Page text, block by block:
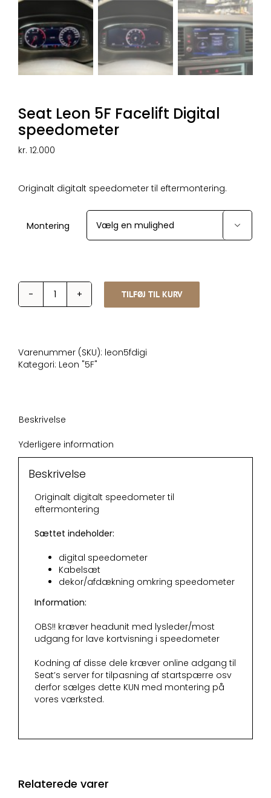
Seat Leon 5F Facelift Digital
speedometer
kr. 12.000
Originalt digitalt speedometer til eftermontering.
Montering 
Seat
Digital
speedometer
TILFØJ TIL KURV
Varenummer (SKU): leon5fdigi
Kategori: Leon "5F"
Beskrivelse
Yderligere information
Beskrivelse
Originalt digitalt speedometer til
eftermontering
Sættet indeholder:
digital speedometer
Kabelsæt
dekor/afdækning omkring speedometer
Information:
OBS!! kræver headunit med lysleder/most
udgang for lave kortvisning i speedometer
Kodning af disse dele kræver online adgang til
Seat’s server for tilpasning af startspærre osv
derfor sælges dette KUN med montering på
vores værksted.
Relaterede varer